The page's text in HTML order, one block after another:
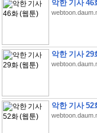
악한 기사 46
악한 기사 29
악한 기사 52